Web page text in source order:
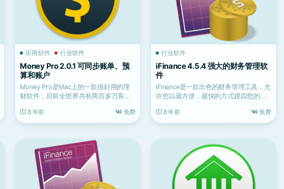
应用软件 行业软件
Money Pro 2.0.1 可同步账单、预
算和账户
Money Pro是Mac上的一款很好用的理
财软件，目前全世界共有两百多万客户
8 年前
免费
行业软件
iFinance 4.5.4 强大的财务管理软
件
iFinance是一款出色的财务管理工具，允
许您以最方便，最快的方式跟踪您的收
8 年前
免费